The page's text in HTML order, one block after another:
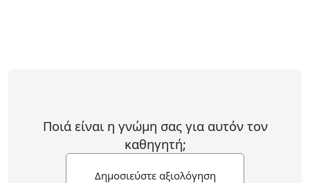
Ποιά είναι η γνώμη σας για αυτόν τον
καθηγητή;
Δημοσιεύστε αξιολόγηση